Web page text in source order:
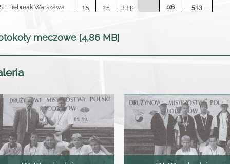
Tiebreak Warszawa 1:5 1:5 3:3 p 0:6 5:13
meczowe [4,86 MB]